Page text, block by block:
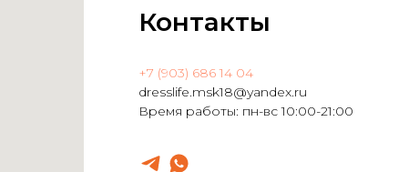
Контакты
+7 (903) 686 14 04
dresslife.msk18@yandex.ru
Время работы: пн-вс 10:00-21:00